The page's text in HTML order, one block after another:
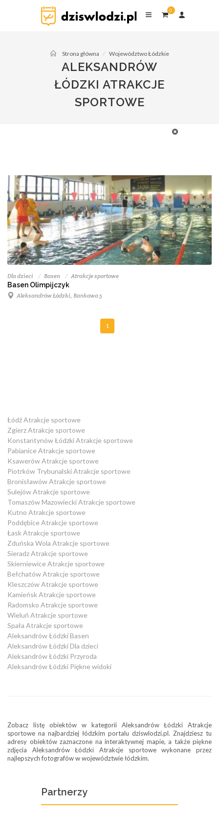
0
Strona główna Województwo Łódzkie
ALEKSANDRÓW
ŁÓDZKI ATRAKCJE
SPORTOWE
Baseny i aquaparki Atrakcje dla dzieci
Dla dzieci Basen Atrakcje sportowe
Basen Olimpijczyk
Aleksandrów Łódzki, Bankowa 5
1
Łódź Atrakcje sportowe
Zgierz Atrakcje sportowe
Konstantynów Łódzki Atrakcje sportowe
Pabianice Atrakcje sportowe
Ksawerów Atrakcje sportowe
Piotrków Trybunalski Atrakcje sportowe
Bronisławów Atrakcje sportowe
Sulejów Atrakcje sportowe
Tomaszów Mazowiecki Atrakcje sportowe
Kutno Atrakcje sportowe
Poddębice Atrakcje sportowe
Łask Atrakcje sportowe
Zduńska Wola Atrakcje sportowe
Sieradz Atrakcje sportowe
Skierniewice Atrakcje sportowe
Bełchatów Atrakcje sportowe
Kleszczów Atrakcje sportowe
Kamieńsk Atrakcje sportowe
Radomsko Atrakcje sportowe
Wieluń Atrakcje sportowe
Spała Atrakcje sportowe
Aleksandrów Łódzki Basen
Aleksandrów Łódzki Dla dzieci
Aleksandrów Łódzki Przyroda
Aleksandrów Łódzki Piękne widoki
Zobacz listę obiektów w kategorii Aleksandrów Łódzki Atrakcje
sportowe na najbardziej łódzkim portalu dziswlodzi.pl. Znajdziesz tu
adresy obiektów zaznaczone na interaktywnej mapie, a także piękne
zdjęcia Aleksandrów Łódzki Atrakcje sportowe wykonane przez
najlepszych fotografów w województwie łódzkim.
Partnerzy